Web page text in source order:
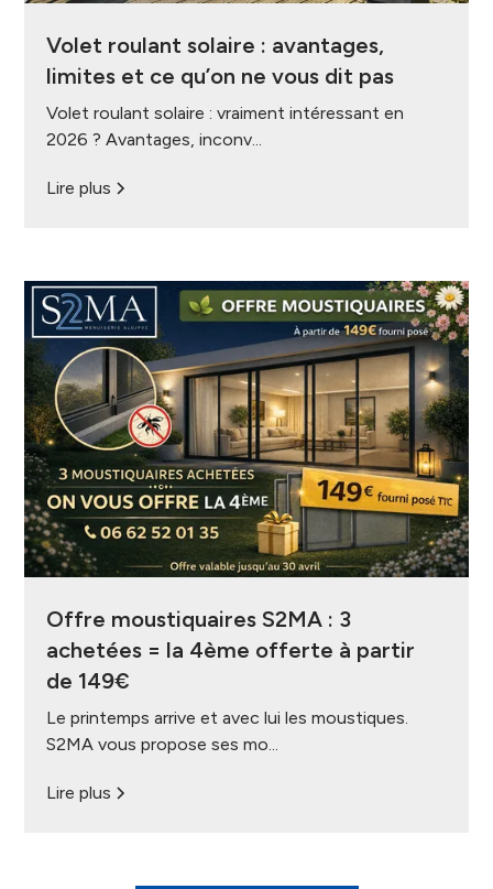
Volet roulant solaire : avantages,
limites et ce qu’on ne vous dit pas
Volet roulant solaire : vraiment intéressant en
2026 ? Avantages, inconv...
Lire plus
Offre moustiquaires S2MA : 3
achetées = la 4ème offerte à partir
de 149€
Le printemps arrive et avec lui les moustiques.
S2MA vous propose ses mo...
Lire plus